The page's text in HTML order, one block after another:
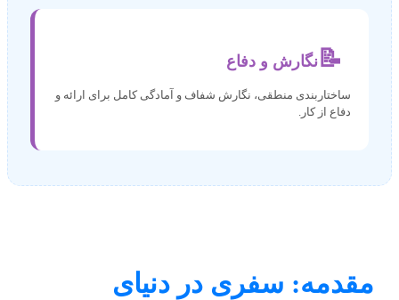
نگارش و دفاع
ساختاربندی منطقی، نگارش شفاف و آمادگی کامل برای ارائه و
دفاع از کار.
سفری در دنیای